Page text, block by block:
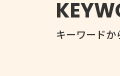
キーワードか